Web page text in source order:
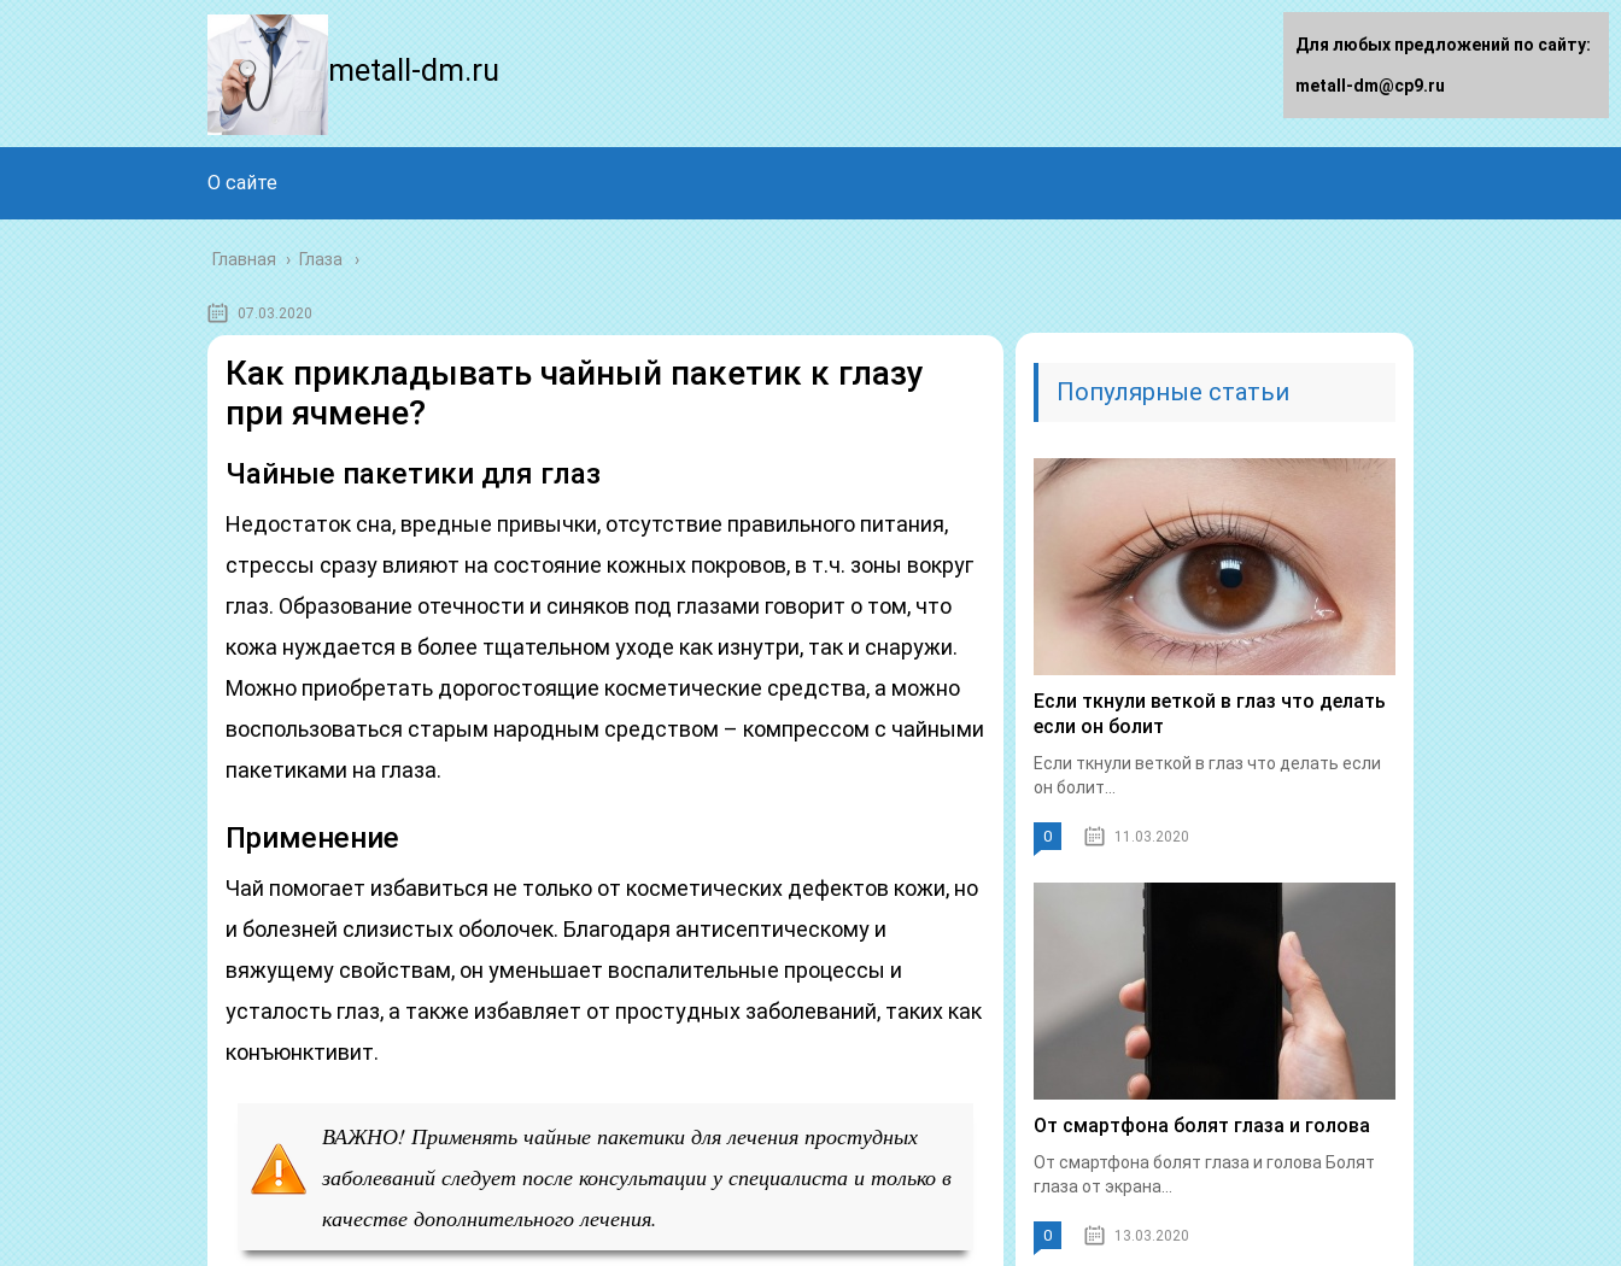
metall-dm.ru
О сайте
Главная › Глаза
07.03.2020
Как прикладывать чайный пакетик к глазу
при ячмене?
Чайные пакетики для глаз
Недостаток сна, вредные привычки, отсутствие правильного питания,
стрессы сразу влияют на состояние кожных покровов, в т.ч. зоны вокруг
глаз. Образование отечности и синяков под глазами говорит о том, что
кожа нуждается в более тщательном уходе как изнутри, так и снаружи.
Можно приобретать дорогостоящие косметические средства, а можно
воспользоваться старым народным средством – компрессом с чайными
пакетиками на глаза.
Применение
Чай помогает избавиться не только от косметических дефектов кожи, но
и болезней слизистых оболочек. Благодаря антисептическому и
вяжущему свойствам, он уменьшает воспалительные процессы и
усталость глаз, а также избавляет от простудных заболеваний, таких как
конъюнктивит.
ВАЖНО! Применять чайные пакетики для лечения простудных
заболеваний следует после консультации у специалиста и только в
качестве дополнительного лечения.
Популярные статьи
Если ткнули веткой в глаз что делать
если он болит
Если ткнули веткой в глаз что делать если
он болит...
0 11.03.2020
От смартфона болят глаза и голова
От смартфона болят глаза и голова Болят
глаза от экрана...
0 13.03.2020
Для любых предложений по сайту:
metall-dm@cp9.ru